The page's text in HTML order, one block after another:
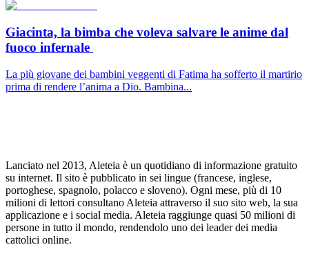
Giacinta, la bimba che voleva salvare le anime dal
fuoco infernale
La più giovane dei bambini veggenti di Fatima ha sofferto il martirio
prima di rendere l’anima a Dio. Bambina...
Lanciato nel 2013, Aleteia è un quotidiano di informazione gratuito
su internet. Il sito è pubblicato in sei lingue (francese, inglese,
portoghese, spagnolo, polacco e sloveno). Ogni mese, più di 10
milioni di lettori consultano Aleteia attraverso il suo sito web, la sua
applicazione e i social media. Aleteia raggiunge quasi 50 milioni di
persone in tutto il mondo, rendendolo uno dei leader dei media
cattolici online.